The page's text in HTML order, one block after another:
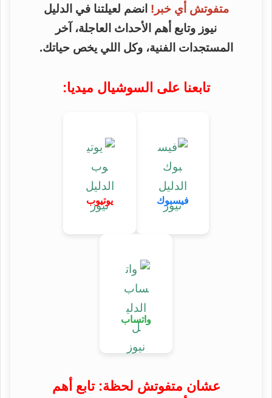
متفوتش أي خبر! انضم لعيلتنا في الدليل
نيوز وتابع أهم الأحداث العاجلة، آخر
المستجدات الفنية، وكل اللي يخص حياتك.
تابعنا على السوشيال ميديا:
فيسبوك يوتيوب
واتساب
عشان متفوتش لحظة: تابع أهم